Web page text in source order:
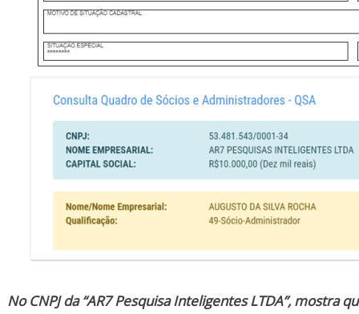
No CNPJ da “AR7 Pesquisa Inteligentes LTDA”, mostra